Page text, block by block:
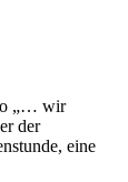
„… wir
der
eine